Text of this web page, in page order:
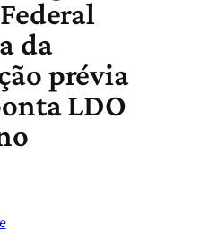
da
prévia
LDO